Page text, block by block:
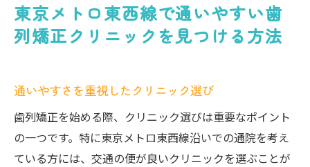
東京メトロ東西線で通いやすい歯
列矯正クリニックを見つける方法
通いやすさを重視したクリニック選び
歯列矯正を始める際、クリニック選びは重要なポイント
の一つです。特に東京メトロ東西線沿いでの通院を考え
ている方には、交通の便が良いクリニックを選ぶことが